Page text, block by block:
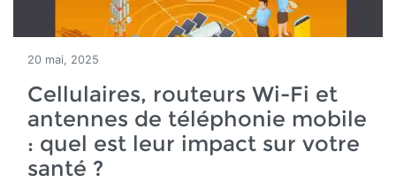
20 mai, 2025
Cellulaires, routeurs Wi-Fi et
antennes de téléphonie mobile
: quel est leur impact sur votre
santé ?